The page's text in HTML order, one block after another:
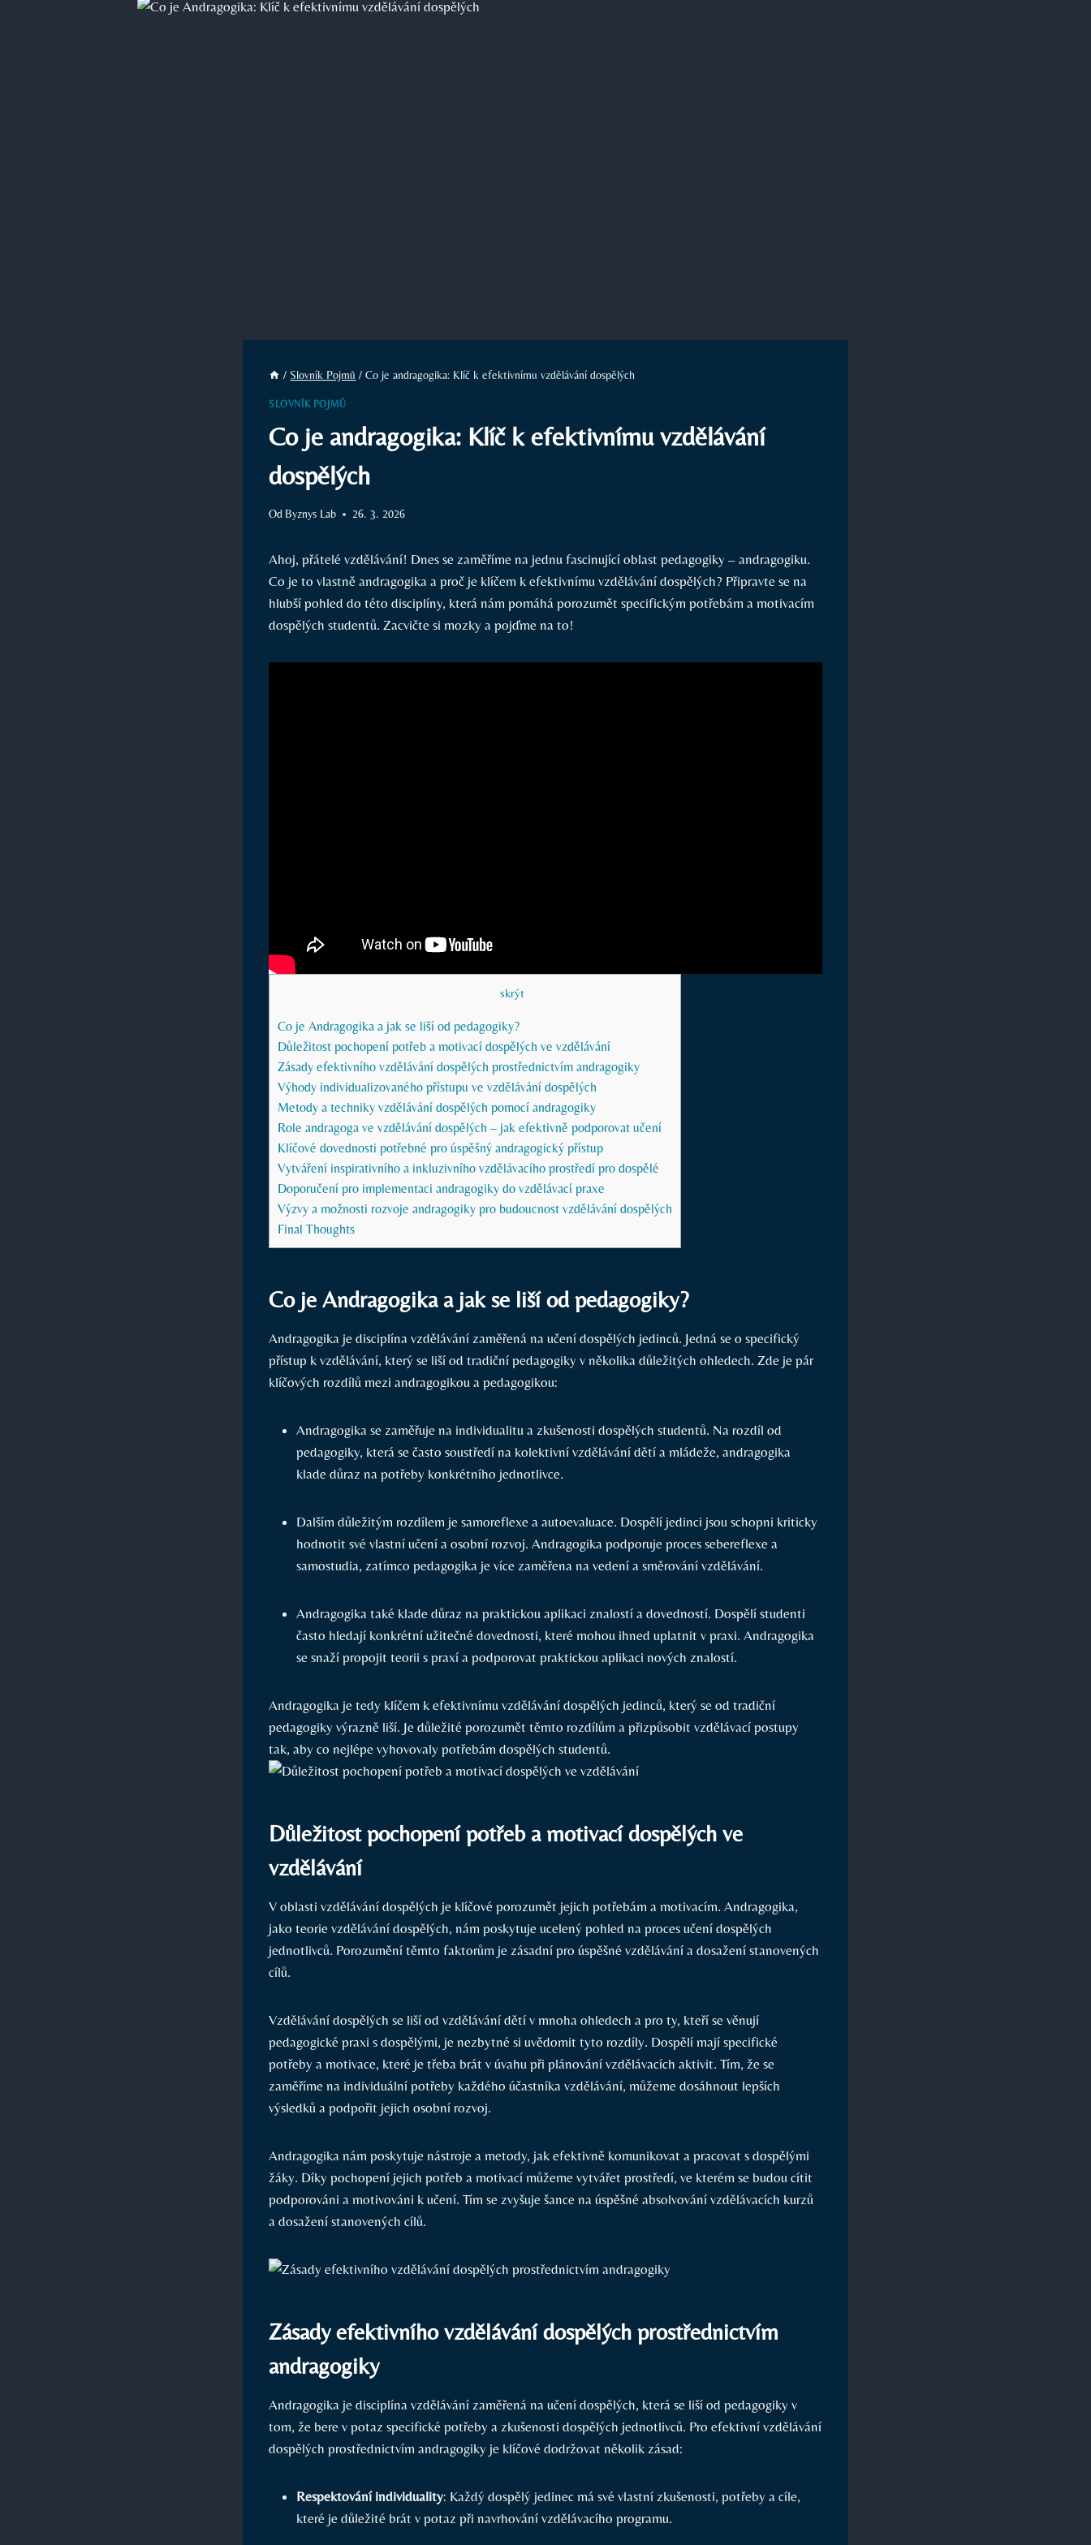
/ Slovník Pojmů / Co je andragogika: Klíč k efektivnímu vzdělávání dospělých
SLOVNÍK POJMŮ
Co je andragogika: Klíč k efektivnímu vzdělávání
dospělých
Od Byznys Lab 26. 3. 2026
Ahoj, přátelé vzdělávání! Dnes se zaměříme na jednu fascinující oblast pedagogiky – andragogiku.
Co je to vlastně andragogika a proč je klíčem k efektivnímu vzdělávání dospělých? Připravte se na
hlubší pohled do této disciplíny, která nám pomáhá porozumět specifickým potřebám a motivacím
dospělých studentů. Zacvičte si mozky a pojďme na to!
skrýt]
Co je Andragogika a jak se liší od pedagogiky?
Důležitost pochopení potřeb a motivací dospělých ve vzdělávání
Zásady efektivního vzdělávání dospělých prostřednictvím andragogiky
Výhody individualizovaného přístupu ve vzdělávání dospělých
Metody a techniky vzdělávání dospělých pomocí andragogiky
Role andragoga ve vzdělávání dospělých – jak efektivně podporovat učení
Klíčové dovednosti potřebné pro úspěšný andragogický přístup
Vytváření inspirativního a inkluzivního vzdělávacího prostředí pro dospělé
Doporučení pro implementaci andragogiky do vzdělávací praxe
Výzvy a možnosti rozvoje andragogiky pro budoucnost vzdělávání dospělých
Final Thoughts
Co je Andragogika a jak se liší od pedagogiky?
Andragogika je disciplína vzdělávání zaměřená na učení dospělých jedinců. Jedná se o specifický
přístup k vzdělávání, který se liší od tradiční pedagogiky v několika důležitých ohledech. Zde je pár
klíčových rozdílů mezi andragogikou a pedagogikou:
Andragogika se zaměřuje na individualitu a zkušenosti dospělých studentů. Na rozdíl od
pedagogiky, která se často soustředí na kolektivní vzdělávání dětí a mládeže, andragogika
klade důraz na potřeby konkrétního jednotlivce.
Dalším důležitým rozdílem je samoreflexe a autoevaluace. Dospělí jedinci jsou schopni kriticky
hodnotit své vlastní učení a osobní rozvoj. Andragogika podporuje proces sebereflexe a
samostudia, zatímco pedagogika je více zaměřena na vedení a směrování vzdělávání.
Andragogika také klade důraz na praktickou aplikaci znalostí a dovedností. Dospělí studenti
často hledají konkrétní užitečné dovednosti, které mohou ihned uplatnit v praxi. Andragogika
se snaží propojit teorii s praxí a podporovat praktickou aplikaci nových znalostí.
Andragogika je tedy klíčem k efektivnímu vzdělávání dospělých jedinců, který se od tradiční
pedagogiky výrazně liší. Je důležité porozumět těmto rozdílům a přizpůsobit vzdělávací postupy
tak, aby co nejlépe vyhovovaly potřebám dospělých studentů.
Důležitost pochopení potřeb a motivací dospělých ve
vzdělávání
V oblasti vzdělávání dospělých je klíčové porozumět jejich potřebám a motivacím. Andragogika,
jako teorie vzdělávání dospělých, nám poskytuje ucelený pohled na proces učení dospělých
jednotlivců. Porozumění těmto faktorům je zásadní pro úspěšné vzdělávání a dosažení stanovených
cílů.
Vzdělávání dospělých se liší od vzdělávání dětí v mnoha ohledech a pro ty, kteří se věnují
pedagogické praxi s dospělými, je nezbytné si uvědomit tyto rozdíly. Dospělí mají specifické
potřeby a motivace, které je třeba brát v úvahu při plánování vzdělávacích aktivit. Tím, že se
zaměříme na individuální potřeby každého účastníka vzdělávání, můžeme dosáhnout lepších
výsledků a podpořit jejich osobní rozvoj.
Andragogika nám poskytuje nástroje a metody, jak efektivně komunikovat a pracovat s dospělými
žáky. Díky pochopení jejich potřeb a motivací můžeme vytvářet prostředí, ve kterém se budou cítit
podporováni a motivováni k učení. Tím se zvyšuje šance na úspěšné absolvování vzdělávacích kurzů
a dosažení stanovených cílů.
Zásady efektivního vzdělávání dospělých prostřednictvím
andragogiky
Andragogika je disciplína vzdělávání zaměřená na učení dospělých, která se liší od pedagogiky v
tom, že bere v potaz specifické potřeby a zkušenosti dospělých jednotlivců. Pro efektivní vzdělávání
dospělých prostřednictvím andragogiky je klíčové dodržovat několik zásad:
Respektování individuality: Každý dospělý jedinec má své vlastní zkušenosti, potřeby a cíle,
které je důležité brát v potaz při navrhování vzdělávacího programu.